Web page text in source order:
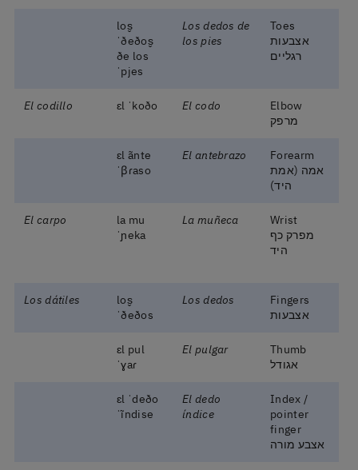
Toes
אצבעות
רגליים
Los dedos de
los pies
los̬
ˈðeðos̬
ðe los
ˈpjes
Elbow
מרפק
El codo
ɛl ˈkoðo
El codillo
Forearm
אמה (אמת
היד)
El antebrazo
ɛl ãnte
ˈβɾaso
Wrist
מפרק כף
היד
La muñeca
la mu
ˈɲeka
El carpo
Fingers
אצבעות
Los dedos
los̬
ˈðeðos
Los dátiles
Thumb
אגודל
El pulgar
ɛl pul
ˈɣaɾ
Index /
pointer
finger
אצבע מורה
El dedo
índice
ɛl ˈdeðo
ˈĩndise